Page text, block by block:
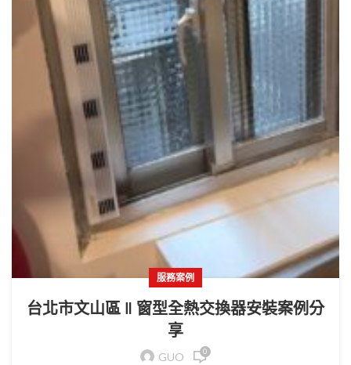
服務案例
台北市文山區 ‖ 窗型全熱交換器安裝案例分
享
GUO 0